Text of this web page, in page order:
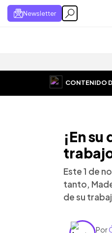
Newsletter
CONTENIDO
¡En
Este 1 de
tanto,
de su
Por